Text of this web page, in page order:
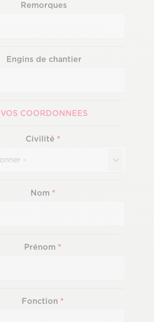
Remorques
Engins de chantier
VOS COORDONNEES
Civilité
Nom
Prénom
Fonction